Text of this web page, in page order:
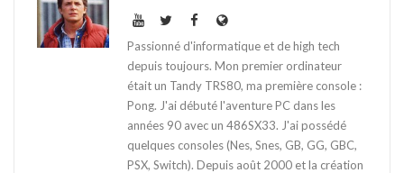
Passionné d'informatique et de high tech
depuis toujours. Mon premier ordinateur
était un Tandy TRS80, ma première console :
Pong. J'ai débuté l'aventure PC dans les
années 90 avec un 486SX33. J'ai possédé
quelques consoles (Nes, Snes, GB, GG, GBC,
PSX, Switch). Depuis août 2000 et la création